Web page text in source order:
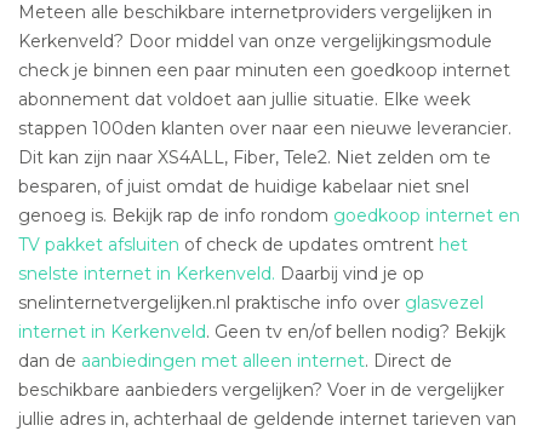
Meteen alle beschikbare internetproviders vergelijken in
Kerkenveld? Door middel van onze vergelijkingsmodule
check je binnen een paar minuten een goedkoop internet
abonnement dat voldoet aan jullie situatie. Elke week
stappen 100den klanten over naar een nieuwe leverancier.
Dit kan zijn naar XS4ALL, Fiber, Tele2. Niet zelden om te
besparen, of juist omdat de huidige kabelaar niet snel
genoeg is. Bekijk rap de info rondom goedkoop internet en
TV pakket afsluiten of check de updates omtrent het
snelste internet in Kerkenveld. Daarbij vind je op
snelinternetvergelijken.nl praktische info over glasvezel
internet in Kerkenveld. Geen tv en/of bellen nodig? Bekijk
dan de aanbiedingen met alleen internet. Direct de
beschikbare aanbieders vergelijken? Voer in de vergelijker
jullie adres in, achterhaal de geldende internet tarieven van